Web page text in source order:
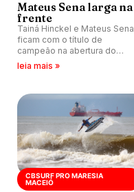
Mateus Sena larga na
frente
Tainá Hinckel e Mateus Sena
ficam com o título de
campeão na abertura do
CBSurf Pro Maresia Maceió
leia mais »
CBSURF PRO MARESIA
MACEIÓ